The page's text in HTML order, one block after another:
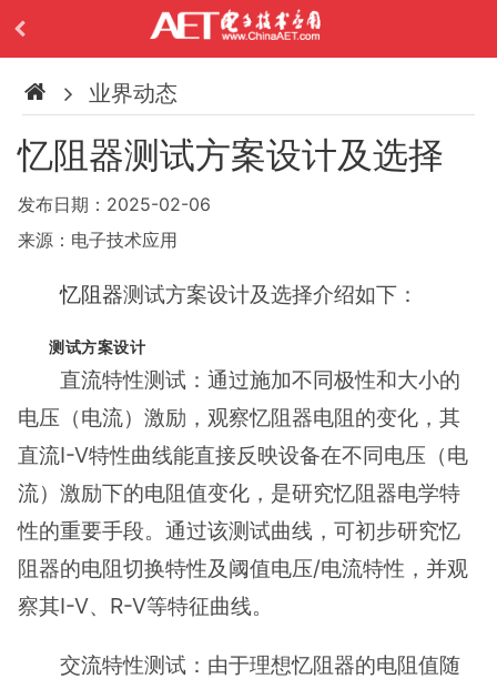
业界动态
忆阻器测试方案设计及选择
发布日期：2025-02-06
来源：电子技术应用
忆阻器测试方案设计及选择介绍如下：
测试方案设计
直流特性测试：通过施加不同极性和大小的
电压（电流）激励，观察忆阻器电阻的变化，其
直流I-V特性曲线能直接反映设备在不同电压（电
流）激励下的电阻值变化，是研究忆阻器电学特
性的重要手段。通过该测试曲线，可初步研究忆
阻器的电阻切换特性及阈值电压/电流特性，并观
察其I-V、R-V等特征曲线。
交流特性测试：由于理想忆阻器的电阻值随